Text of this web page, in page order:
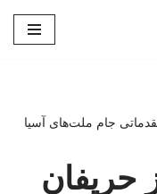
جام ملت‌های آسیا
حریفان